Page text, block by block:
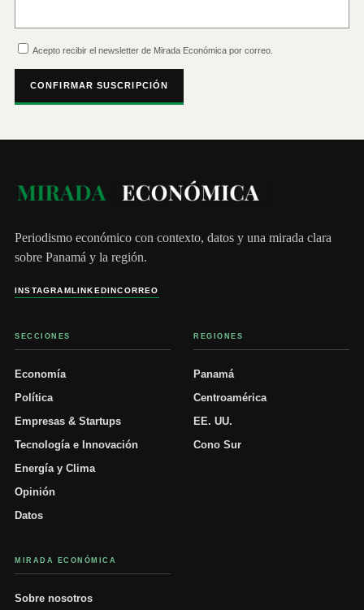
Acepto recibir el newsletter de Mirada Económica por correo.
CONFIRMAR SUSCRIPCIÓN
Periodismo económico con contexto, datos y una mirada clara
sobre Panamá y la región.
INSTAGRAMLINKEDINCORREO
SECCIONES
Economía
Política
Empresas & Startups
Tecnología e Innovación
Energía y Clima
Opinión
Datos
REGIONES
Panamá
Centroamérica
EE. UU.
Cono Sur
MIRADA ECONÓMICA
Sobre nosotros